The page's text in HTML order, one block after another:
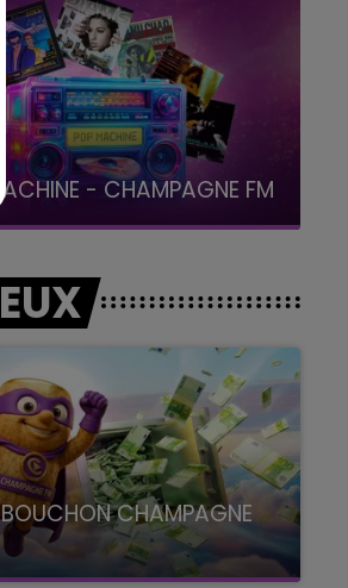
- CHAMPAGNE FM
BOUCHON CHAMPAGNE
Champagne FM, à 8H10